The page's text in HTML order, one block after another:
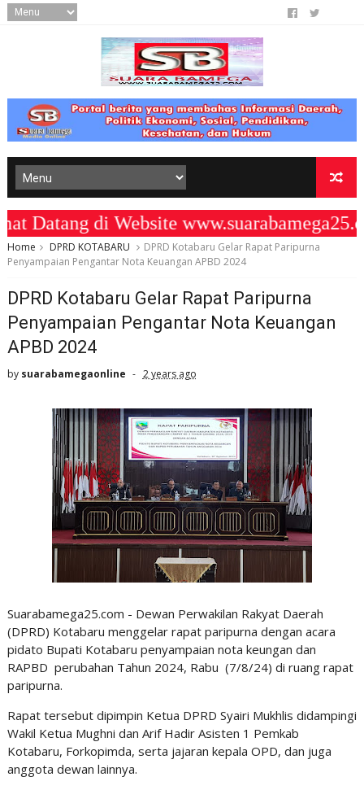
di Website
Home DPRD KOTABARU
DPRD Kotabaru Gelar Rapat Paripurna
Penyampaian Pengantar Nota Keuangan APBD 2024
DPRD Kotabaru Gelar Rapat Paripurna
Penyampaian Pengantar Nota Keuangan
APBD 2024
by suarabamegaonline 2 years ago
Suarabamega25.com - Dewan Perwakilan Rakyat Daerah
(DPRD) Kotabaru menggelar rapat paripurna dengan acara
pidato Bupati Kotabaru penyampaian nota keungan dan
RAPBD perubahan Tahun 2024, Rabu (7/8/24) di ruang rapat
paripurna.
Rapat tersebut dipimpin Ketua DPRD Syairi Mukhlis didampingi
Wakil Ketua Mughni dan Arif Hadir Asisten 1 Pemkab
Kotabaru, Forkopimda, serta jajaran kepala OPD, dan juga
anggota dewan lainnya.